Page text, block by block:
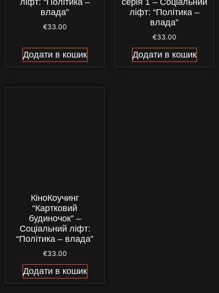
ліфт: “Політика –
влада”
€33.00
Додати в кошик
серія 1 – Соціальний
ліфт: “Політика –
влада”
€33.00
Додати в кошик
КіноКоучинг
“Картковий
будиночок” –
Соціальний ліфт:
“Політика – влада”
€33.00
Додати в кошик